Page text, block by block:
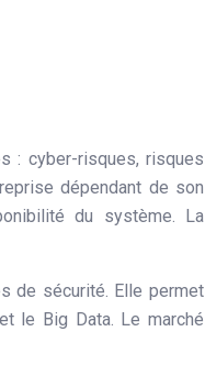
: cyber-risques, risques
dépendant de son
du système. La
de sécurité. Elle permet
le Big Data. Le marché